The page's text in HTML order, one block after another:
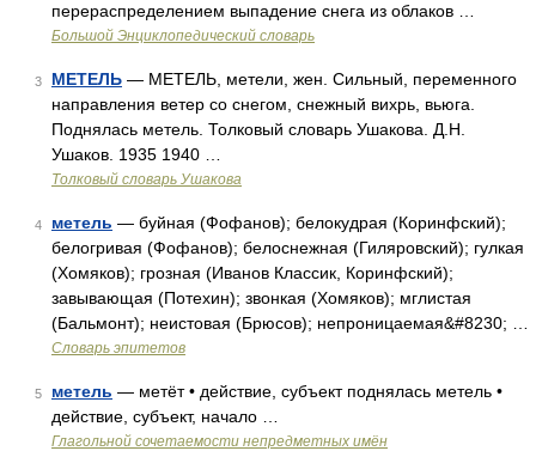
перераспределением выпадение снега из облаков …
Большой Энциклопедический словарь
3 МЕТЕЛЬ — МЕТЕЛЬ, метели, жен. Сильный, переменного
направления ветер со снегом, снежный вихрь, вьюга.
Поднялась метель. Толковый словарь Ушакова. Д.Н.
Ушаков. 1935 1940 …
Толковый словарь Ушакова
4 метель — буйная (Фофанов); белокудрая (Коринфский);
белогривая (Фофанов); белоснежная (Гиляровский); гулкая
(Хомяков); грозная (Иванов Классик, Коринфский);
завывающая (Потехин); звонкая (Хомяков); мглистая
(Бальмонт); неистовая (Брюсов); непроницаемая&#8230; …
Словарь эпитетов
5 метель — метёт • действие, субъект поднялась метель •
действие, субъект, начало …
Глагольной сочетаемости непредметных имён